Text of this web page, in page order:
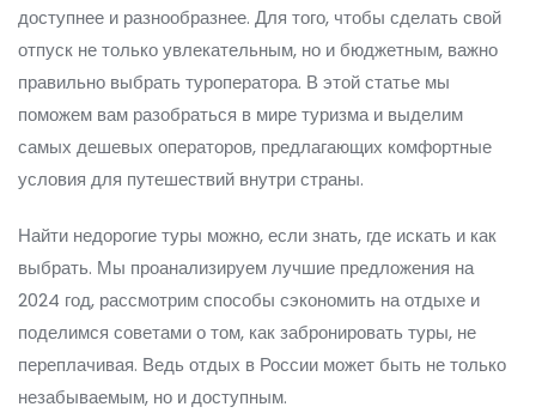
доступнее и разнообразнее. Для того, чтобы сделать свой
отпуск не только увлекательным, но и бюджетным, важно
правильно выбрать туроператора. В этой статье мы
поможем вам разобраться в мире туризма и выделим
самых дешевых операторов, предлагающих комфортные
условия для путешествий внутри страны.
Найти недорогие туры можно, если знать, где искать и как
выбрать. Мы проанализируем лучшие предложения на
2024 год, рассмотрим способы сэкономить на отдыхе и
поделимся советами о том, как забронировать туры, не
переплачивая. Ведь отдых в России может быть не только
незабываемым, но и доступным.